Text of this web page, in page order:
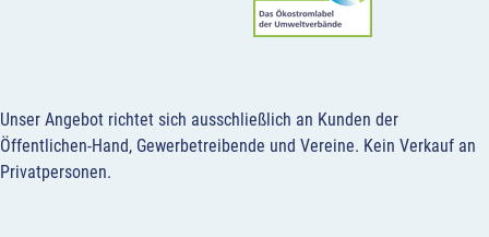
Unser Angebot richtet sich ausschließlich an Kunden der
Öffentlichen-Hand, Gewerbetreibende und Vereine. Kein Verkauf an
Privatpersonen.